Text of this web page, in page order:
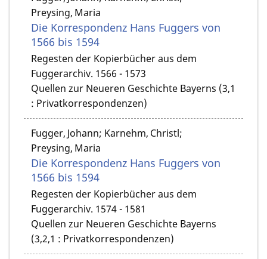
Preysing, Maria
Die Korrespondenz Hans Fuggers von
1566 bis 1594
Regesten der Kopierbücher aus dem
Fuggerarchiv. 1566 - 1573
Quellen zur Neueren Geschichte Bayerns (3,1
: Privatkorrespondenzen)
Fugger, Johann; Karnehm, Christl;
Preysing, Maria
Die Korrespondenz Hans Fuggers von
1566 bis 1594
Regesten der Kopierbücher aus dem
Fuggerarchiv. 1574 - 1581
Quellen zur Neueren Geschichte Bayerns
(3,2,1 : Privatkorrespondenzen)